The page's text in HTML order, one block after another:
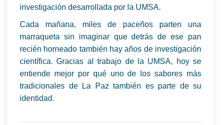
investigación desarrollada por la UMSA.
Cada mañana, miles de paceños parten una
marraqueta sin imaginar que detrás de ese pan
recién horneado también hay años de investigación
científica. Gracias al trabajo de la UMSA, hoy se
entiende mejor por qué uno de los sabores más
tradicionales de La Paz también es parte de su
identidad.